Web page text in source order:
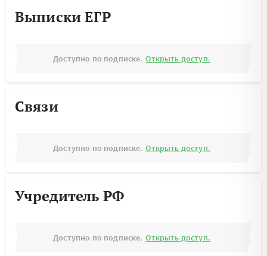
Выписки ЕГР
Доступно по подписке. Открыть доступ.
Связи
Доступно по подписке. Открыть доступ.
Учредитель РФ
Доступно по подписке. Открыть доступ.